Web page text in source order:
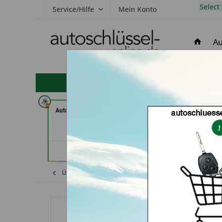
Service/Hilfe Mein Konto Select
hohe Kundenzufriedenheit
Autohaus Patz GmbH (in Rot am
In Time
Übersicht Chevrolet Aveo